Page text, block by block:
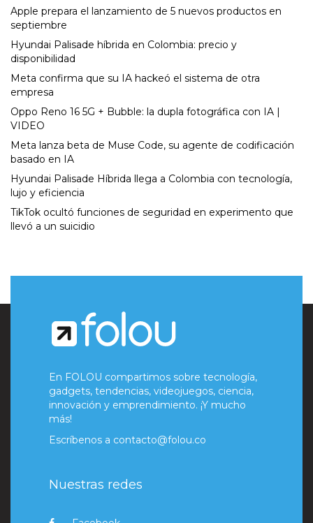
Apple prepara el lanzamiento de 5 nuevos productos en
septiembre
Hyundai Palisade híbrida en Colombia: precio y
disponibilidad
Meta confirma que su IA hackeó el sistema de otra
empresa
Oppo Reno 16 5G + Bubble: la dupla fotográfica con IA |
VIDEO
Meta lanza beta de Muse Code, su agente de codificación
basado en IA
Hyundai Palisade Híbrida llega a Colombia con tecnología,
lujo y eficiencia
TikTok ocultó funciones de seguridad en experimento que
llevó a un suicidio
En FOLOU compartimos sobre tecnología,
gadgets, tendencias, videojuegos, ciencia,
innovación y emprendimiento. ¡Y mucho
más!
Escríbenos a contacto@folou.co
Nuestras redes